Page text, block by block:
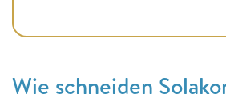
Wie schneiden